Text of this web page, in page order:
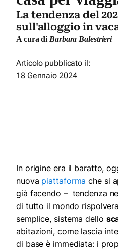
La tendenza del
sull'alloggio in
A cura di Barbara Balestrieri
Articolo pubblicato il:
18 Gennaio 2024
In origine era il baratto,
nuova piattaforma che si
già facendo – tendenza
di tutto il mondo
semplice, sistema dello
abitazioni, come lascia
di base è immediata: i